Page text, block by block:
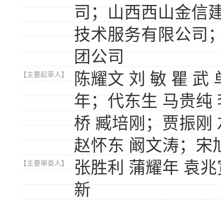
司；山西西山金信
技术服务有限公司
团公司
【主要起草人】
陈耀文 刘 敏 瞿 武
年；代东生 马贵纯
桥 臧培刚；贾振刚
赵怀东 阚文涛；宋
【主要审查人】
张胜利 蒲耀年 袁
新